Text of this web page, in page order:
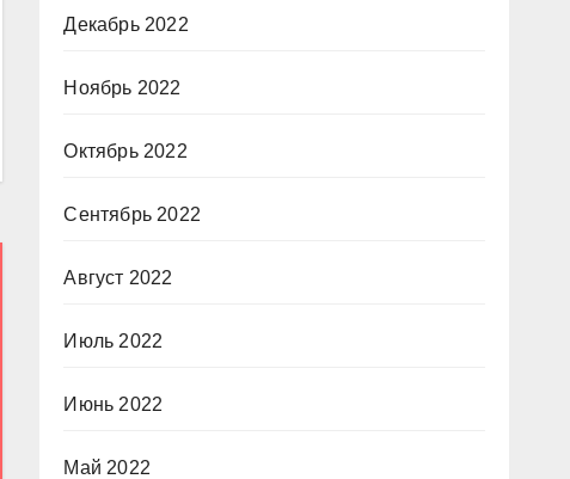
Декабрь 2022
Ноябрь 2022
Октябрь 2022
Сентябрь 2022
Август 2022
Июль 2022
Июнь 2022
Май 2022